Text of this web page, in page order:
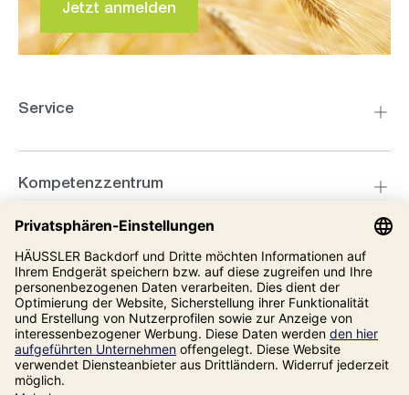
Jetzt anmelden
Service
Kompetenzzentrum
Informationen
Unsere Adresse